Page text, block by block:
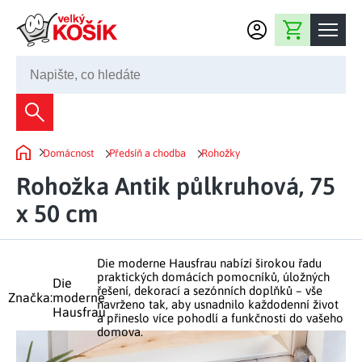
Nákupní košík
245 008 200
Dekorace
Bytové dekorace
Zahradní dekorace
Květiny a věnce
Světelné dekorace
Fontány a kašny
Velikonoční dekorace
Dekorace na hrob
Bytový textil
Předsíň a chodba
Koupelna a záchod
Ložnice a šatna
Kuchyně
Kuchyňské pomůcky
Prostírání a stolování
Příprava nápojů
Grilování a smažení
Koupelnový nábytek
Nábytek do předsíně
Nábytek do ložnice
Zahrada
Zahradní doplňky
Zahradní nábytek
Domácnost Předsíň a chodba Rohožky
Rohožka Antik půlkruhová, 75
x 50 cm
Značka:
Die
moderne
Hausfrau
Die moderne Hausfrau nabízí širokou řadu
praktických domácích pomocníků, úložných
řešení, dekorací a sezónních doplňků – vše
navrženo tak, aby usnadnilo každodenní život
a přineslo více pohodlí a funkčnosti do vašeho
domova.